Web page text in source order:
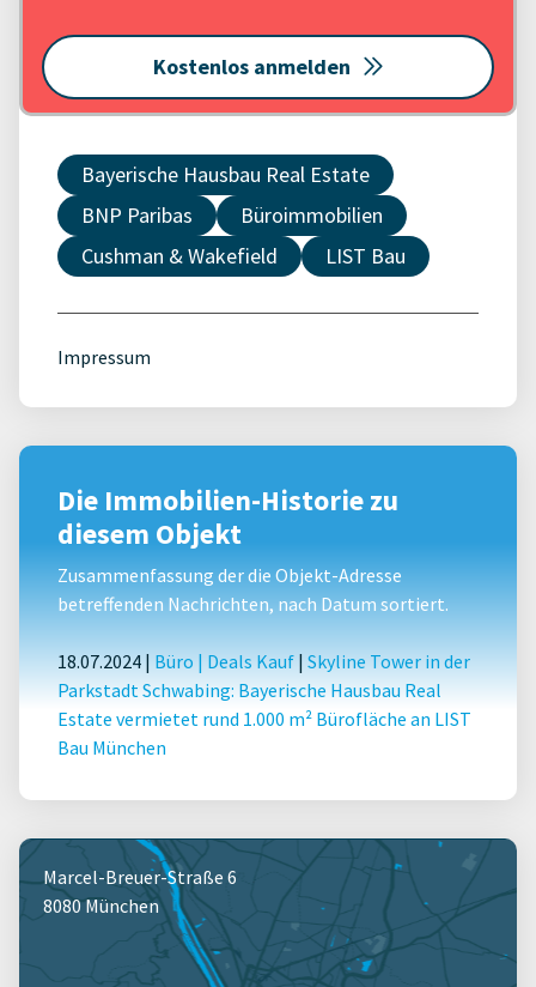
Kostenlos anmelden
Bayerische Hausbau Real Estate
BNP Paribas
Büroimmobilien
Cushman & Wakefield
LIST Bau
Impressum
Die Immobilien-Historie zu
diesem Objekt
Zusammenfassung der die Objekt-Adresse
betreffenden Nachrichten, nach Datum sortiert.
18.07.2024 | Büro | Deals Kauf | Skyline Tower in der
Parkstadt Schwabing: Bayerische Hausbau Real
Estate vermietet rund 1.000 m² Bürofläche an LIST
Bau München
Marcel-Breuer-Straße 6
8080 München